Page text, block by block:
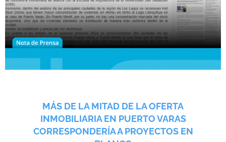
MÁS DE LA MITAD DE LA OFERTA
INMOBILIARIA EN PUERTO VARAS
CORRESPONDERÍA A PROYECTOS EN